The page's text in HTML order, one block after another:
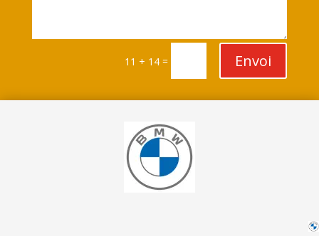
11 + 14 = Envoi